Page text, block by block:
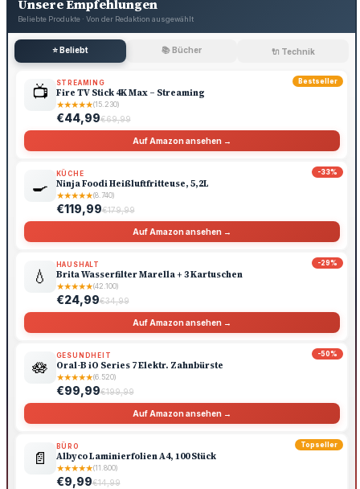
Unsere Empfehlungen
Beliebte Produkte · Von der Redaktion ausgewählt
⭐ Beliebt 📚 Bücher 🔌 Technik
Bestseller
📺 STREAMING
Fire TV Stick 4K Max – Streaming
★★★★★(15.230)
€44,99€69,99
Auf Amazon ansehen →
-33%
🍳
KÜCHE
Ninja Foodi Heißluftfritteuse, 5,2L
★★★★★(8.740)
€119,99€179,99
Auf Amazon ansehen →
-29%
💧
HAUSHALT
Brita Wasserfilter Marella + 3 Kartuschen
★★★★★(42.100)
€24,99€34,99
Auf Amazon ansehen →
-50%
🪷
GESUNDHEIT
Oral-B iO Series 7 Elektr. Zahnbürste
★★★★★(6.520)
€99,99€199,99
Auf Amazon ansehen →
Topseller
📄
BÜRO
Albyco Laminierfolien A4, 100 Stück
★★★★★(11.800)
€9,99€14,99